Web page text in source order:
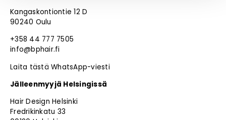
Kangaskontiontie 12 D
90240 Oulu
+358 44 777 7505
info@bphair.fi
Laita tästä WhatsApp-viesti
Jälleenmyyjä Helsingissä
Hair Design Helsinki
Fredrikinkatu 33